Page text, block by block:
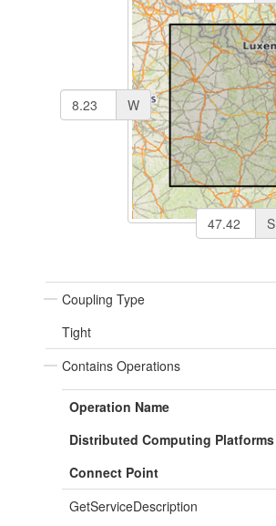
S
W
Coupling Type
Tight
Contains Operations
Operation Name
Distributed Computing Platforms
Connect Point
GetServiceDescription